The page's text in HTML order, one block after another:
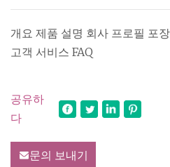
개요 제품 설명 회사 프로필 포
고객 서비스 FAQ
공유하
다
문의 보내기